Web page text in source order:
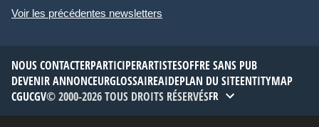
Voir les précédentes newsletters
NOUS CONTACTERPARTICIPERARTISTESOFFRE SANS PUB
DEVENIR ANNONCEURGLOSSAIREAIDEPLAN DU SITEENTITYMAP
CGUCGV© 2000-2026 TOUS DROITS RÉSERVÉSFR